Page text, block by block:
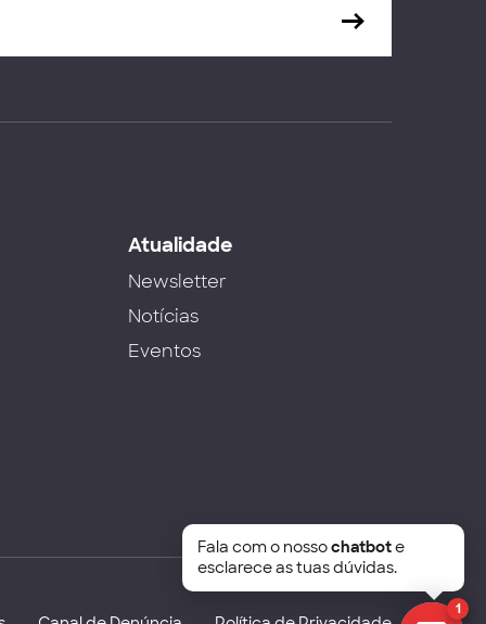
Atualidade
Newsletter
Notícias
Eventos
1
Fala com o nossochatbote
esclarece as tuas dúvidas.